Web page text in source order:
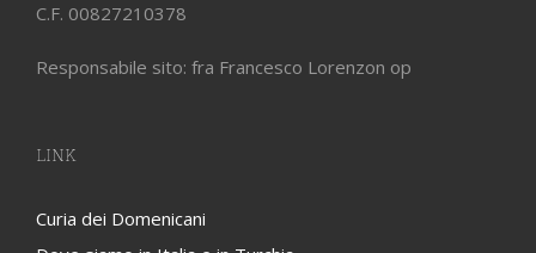
C.F. 00827210378
Responsabile sito: fra Francesco Lorenzon op
LINK
Curia dei Domenicani